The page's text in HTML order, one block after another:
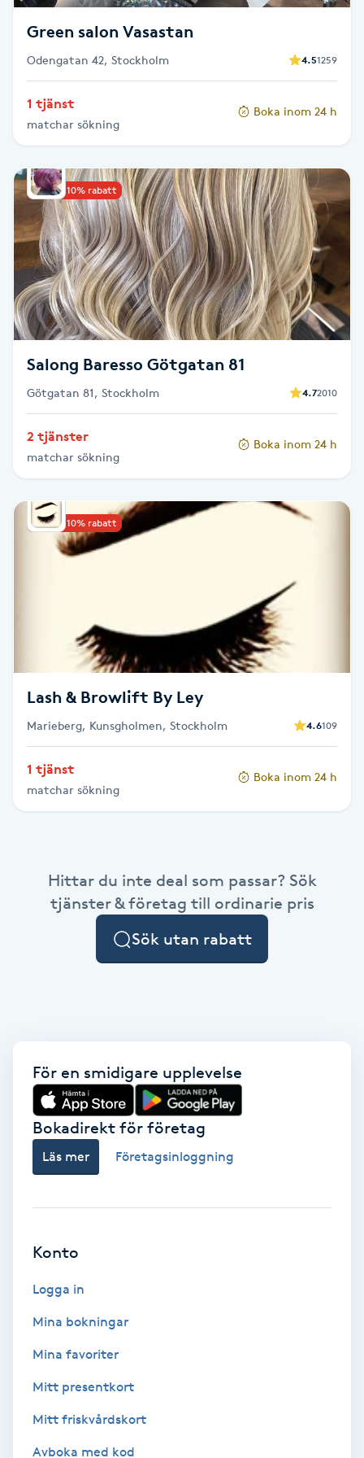
T
Tuina-massage
Tandblekning
Tandläkare
Tatuering
Tatueringsborttagning
Terapi
Thaimassage
Torr hårbotten
Torrborstning
Triggerpunktsmassage
Vaccination
Vampyrbehandling
Vaxning brasiliansk
Volymfransar
Vårtor
Yin Yoga
Zumba
Green salon Vasastan
Odengatan 42, Stockholm 4.51259
1 tjänst
matchar sökning
Boka inom 24 h
Upp till 10% rabatt
Salong Baresso Götgatan 81
Götgatan 81, Stockholm 4.72010
2 tjänster
matchar sökning
Boka inom 24 h
Upp till 10% rabatt
Lash & Browlift By Ley
Marieberg, Kunsgholmen, Stockholm 4.6109
1 tjänst
matchar sökning
Boka inom 24 h
Hittar du inte deal som passar? Sök
tjänster & företag till ordinarie pris
Sök utan rabatt
För en smidigare upplevelse
Bokadirekt för företag
Läs mer Företagsinloggning
Konto
Logga in
Mina bokningar
Mina favoriter
Mitt presentkort
Mitt friskvårdskort
Avboka med kod